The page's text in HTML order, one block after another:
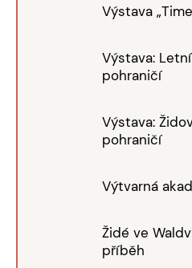
Výstava
Výstava:
pohraničí
Výstava:
pohraničí
Výtvarná
Židé ve
příběh